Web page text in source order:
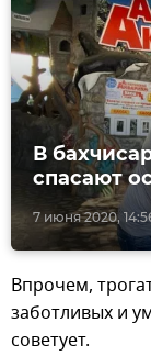
7 июня 2020,
В
спасают
Впрочем,
заботливых и
советует.